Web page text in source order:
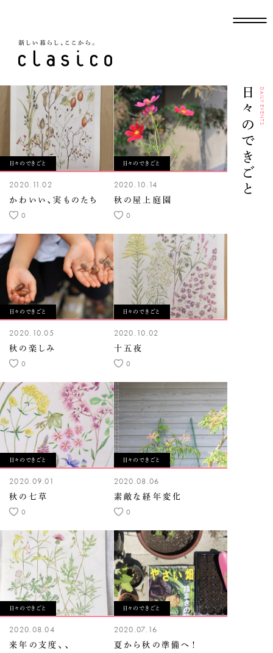
日々のできごとDAILY EVENTS
日々のできごと
2020.11.02
かわいい、実ものたち
0
日々のできごと
2020.10.14
秋の屋上庭園
0
日々のできごと
2020.10.05
秋の楽しみ
0
日々のできごと
2020.10.02
十五夜
0
日々のできごと
2020.09.01
秋の七草
0
日々のできごと
2020.08.06
素敵な経年変化
0
日々のできごと
2020.08.04
来年の支度、、
日々のできごと
2020.07.16
夏から秋の準備へ！